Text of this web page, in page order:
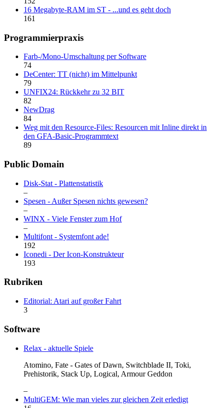
16 Megabyte-RAM im ST - ...und es geht doch
161
Programmierpraxis
Farb-/Mono-Umschaltung per Software
74
DeCenter: TT (nicht) im Mittelpunkt
79
UNFIX24: Rückkehr zu 32 BIT
82
NewDrag
84
Weg mit den Resource-Files: Resourcen mit Inline direkt in
den GFA-Basic-Programmtext
89
Public Domain
Disk-Stat - Plattenstatistik
–
Spesen - Außer Spesen nichts gewesen?
–
WINX - Viele Fenster zum Hof
–
Multifont - Systemfont ade!
192
Iconedi - Der Icon-Konstrukteur
193
Rubriken
Editorial: Atari auf großer Fahrt
3
Software
Relax - aktuelle Spiele
Atomino, Fate - Gates of Dawn, Switchblade II, Toki,
Prehistorik, Stack Up, Logical, Armour Geddon
–
MultiGEM: Wie man vieles zur gleichen Zeit erledigt